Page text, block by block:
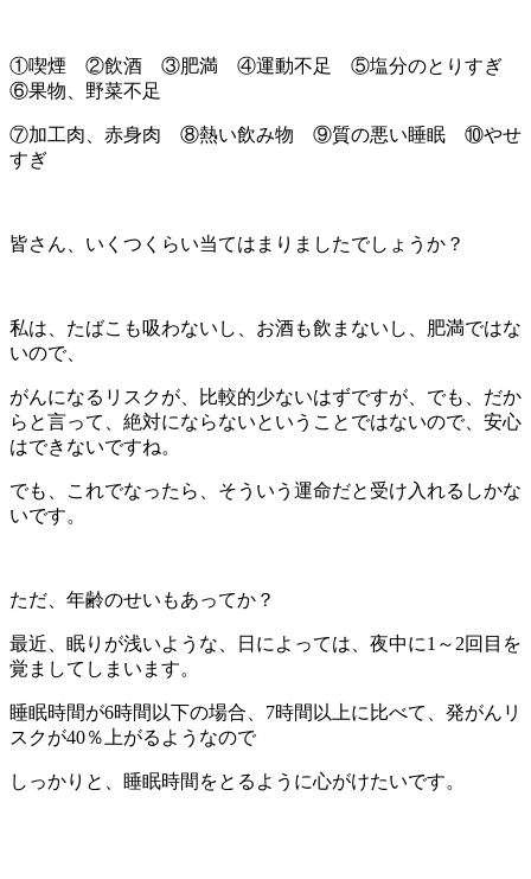
①喫煙 ②飲酒 ③肥満 ④運動不足 ⑤塩分のとりすぎ
⑥果物、野菜不足
⑦加工肉、赤身肉 ⑧熱い飲み物 ⑨質の悪い睡眠 ⑩やせ
すぎ
皆さん、いくつくらい当てはまりましたでしょうか？
私は、たばこも吸わないし、お酒も飲まないし、肥満ではな
いので、
がんになるリスクが、比較的少ないはずですが、でも、だか
らと言って、絶対にならないということではないので、安心
はできないですね。
でも、これでなったら、そういう運命だと受け入れるしかな
いです。
ただ、年齢のせいもあってか？
最近、眠りが浅いような、日によっては、夜中に1～2回目を
覚ましてしまいます。
睡眠時間が6時間以下の場合、7時間以上に比べて、発がんリ
スクが40％上がるようなので
しっかりと、睡眠時間をとるように心がけたいです。